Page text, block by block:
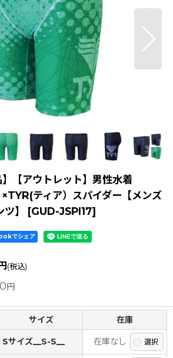
】【アウトレット】男性水着
ティア）スパイダー【メンズ
】
[GUD-JSPI17]
でシェア
円 (税込)
円
サイズ 在庫
Sサイズ__S-S__ 在庫なし